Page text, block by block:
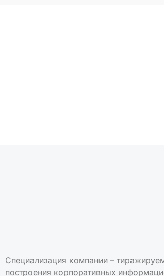
Специализация компании –
построения корпоративных